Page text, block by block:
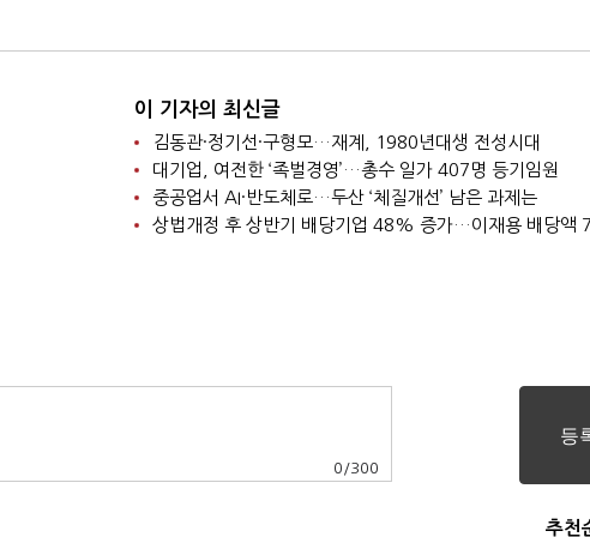
이 기자의 최신글
김동관·정기선·구형모…재계, 1980년대생 전성시대
대기업, 여전한 ‘족벌경영’…총수 일가 407명 등기임원
중공업서 AI·반도체로…두산 ‘체질개선’ 남은 과제는
0 /300
추천